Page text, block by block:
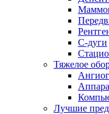
С-дуги
Тяжелое
Лучшие